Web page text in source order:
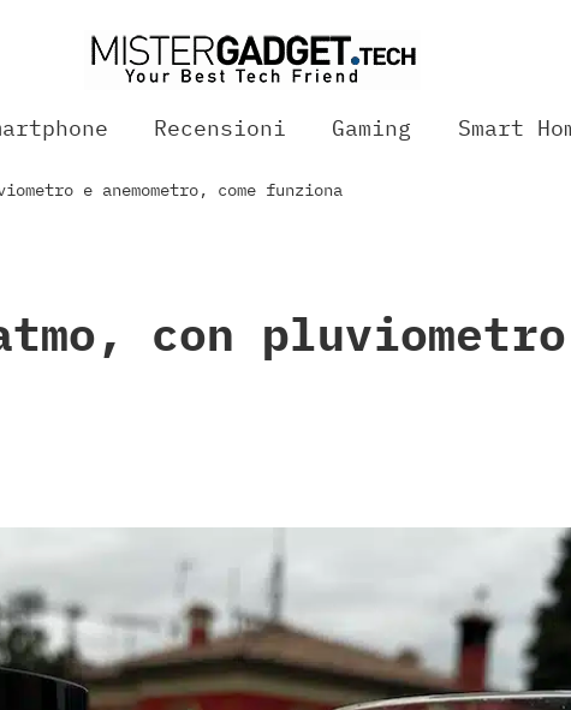
Recensioni Gaming Smart
e anemometro, come funziona
con pluviometro